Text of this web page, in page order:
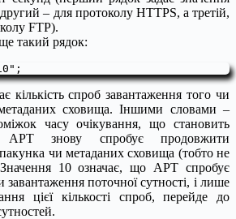
– для протоколу HTTPS, а третій,
FTP).
такий рядок:
кількість спроб завантаження того чи
сховища. Іншими словами –
часу очікування, що становить
APT знову спробує продовжити
чи метаданих сховища (тобто не
10 означає, що APT спробує
завантаження поточної сутності, і лише
цієї кількості спроб, перейде до